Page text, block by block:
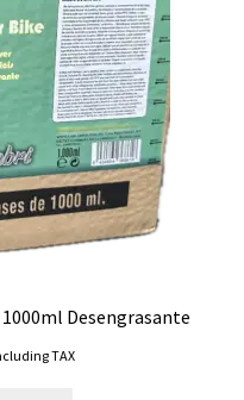
Desengrasante
TAX